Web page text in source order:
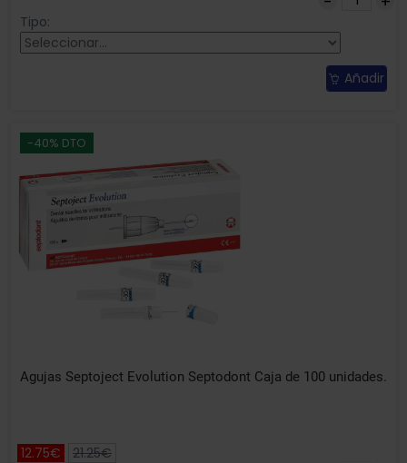
Tipo:
Añadir
-40% DTO
Agujas Septoject Evolution Septodont Caja de 100 unidades.
12.75€ 21.25€